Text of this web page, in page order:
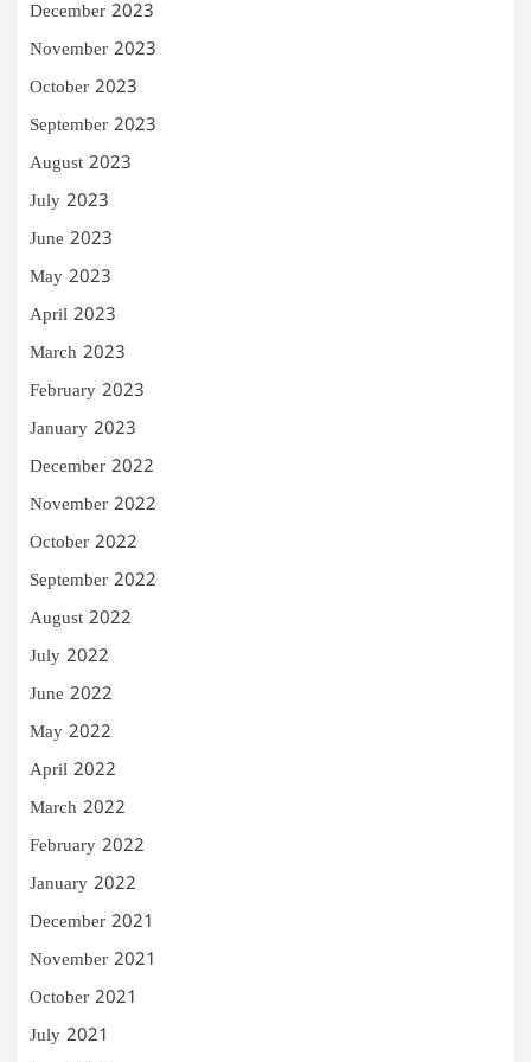
December 2023
November 2023
October 2023
September 2023
August 2023
July 2023
June 2023
May 2023
April 2023
March 2023
February 2023
January 2023
December 2022
November 2022
October 2022
September 2022
August 2022
July 2022
June 2022
May 2022
April 2022
March 2022
February 2022
January 2022
December 2021
November 2021
October 2021
July 2021